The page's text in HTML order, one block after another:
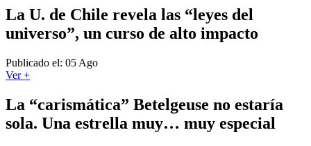
La U. de Chile revela las “leyes del
universo”, un curso de alto impacto
Publicado el: 05 Ago
Ver +
La “carismática” Betelgeuse no estaría
sola. Una estrella muy… muy especial